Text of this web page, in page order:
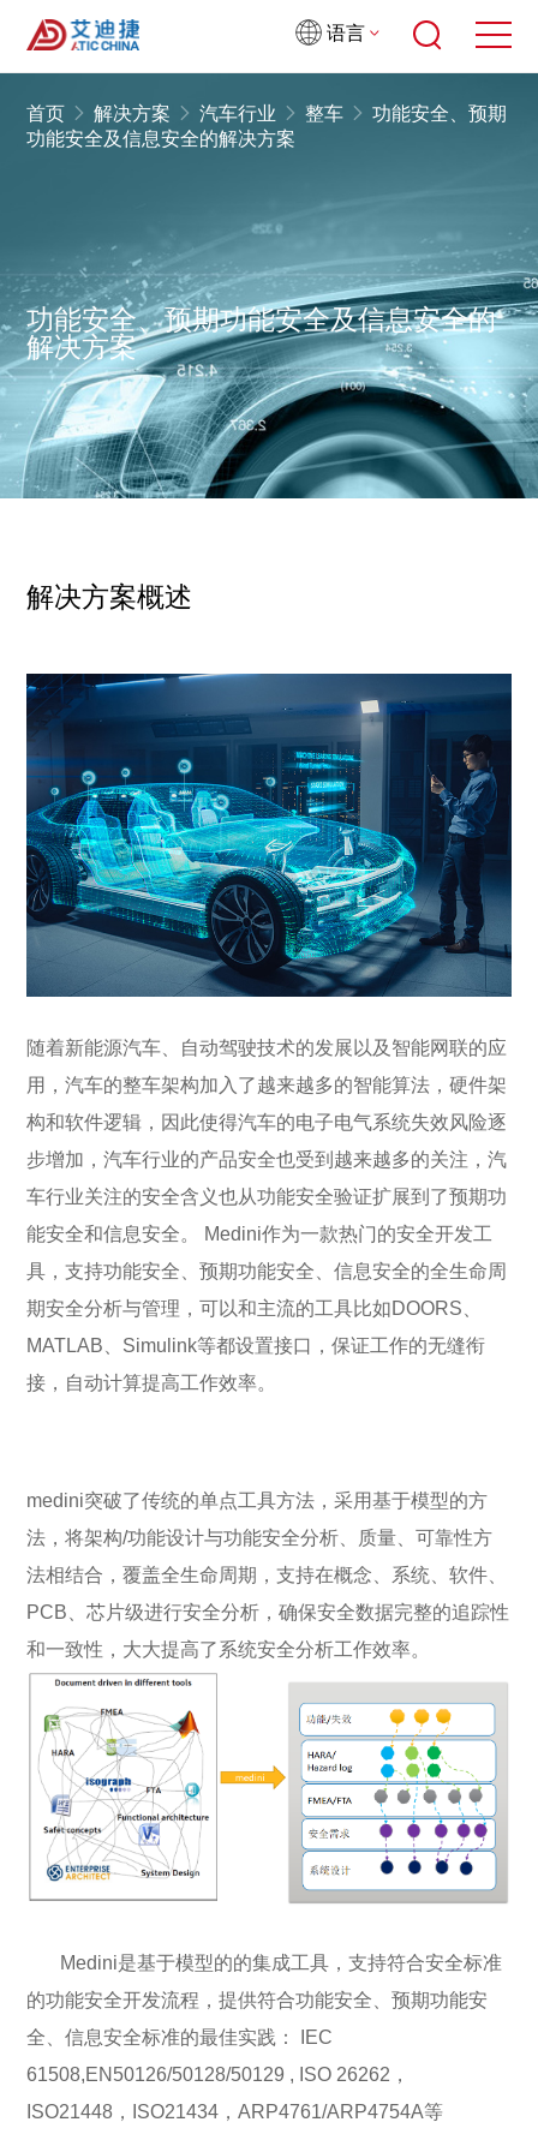
语言
功能安全、预期功能安全及信息安全的
解决方案
首页 解决方案 汽车行业 整车
功能安全、预期
功能安全及信息安全的解决方案
解决方案概述
随着新能源汽车、自动驾驶技术的发展以及智能网联的应
用，汽车的整车架构加入了越来越多的智能算法，硬件架
构和软件逻辑，因此使得汽车的电子电气系统失效风险逐
步增加，汽车行业的产品安全也受到越来越多的关注，汽
车行业关注的安全含义也从功能安全验证扩展到了预期功
能安全和信息安全。 Medini作为一款热门的安全开发工
具，支持功能安全、预期功能安全、信息安全的全生命周
期安全分析与管理，可以和主流的工具比如DOORS、
MATLAB、Simulink等都设置接口，保证工作的无缝衔
接，自动计算提高工作效率。
medini突破了传统的单点工具方法，采用基于模型的方
法，将架构/功能设计与功能安全分析、质量、可靠性方
法相结合，覆盖全生命周期，支持在概念、系统、软件、
PCB、芯片级进行安全分析，确保安全数据完整的追踪性
和一致性，大大提高了系统安全分析工作效率。
Medini是基于模型的的集成工具，支持符合安全标准
的功能安全开发流程，提供符合功能安全、预期功能安
全、信息安全标准的最佳实践： IEC
61508,EN50126/50128/50129 , ISO 26262，
ISO21448，ISO21434，ARP4761/ARP4754A等